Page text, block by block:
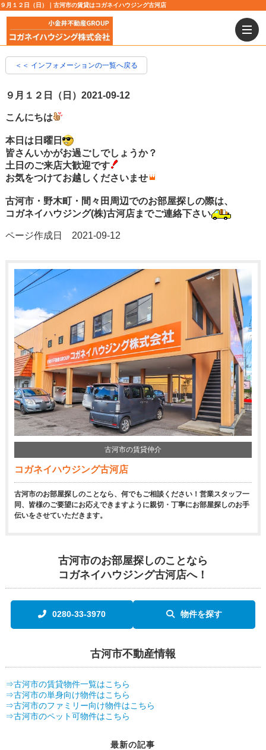
９月１２日（日）｜古河市の賃貸はコガネイハウジング古河店
＜＜ インフォメーションの一覧へ戻る
９月１２日（日） 2021-09-12
こんにちは
本日は日曜日
皆さんいかがお過ごしでしょうか？
土日のご来店大歓迎です
お気をつけてお越しくださいませ
古河市・野木町・間々田周辺でのお部屋探しの際は、
コガネイハウジング(株)古河店までご連絡下さい
ページ作成日 2021-09-12
古河市の賃貸仲介
コガネイハウジング古河店
古河市のお部屋探しのことなら、何でもご相談ください！営業スタッフ一
同、皆様のご要望にお応えできますように親切・丁寧にお部屋探しのお手
伝いをさせていただきます。
古河市のお部屋探しのことなら
コガネイハウジング古河店へ！
0280-33-3970 物件を探す
古河市不動産情報
⇒古河市の賃貸物件一覧はこちら
⇒古河市の単身向け物件はこちら
⇒古河市のファミリー向け物件はこちら
⇒古河市のペット可物件はこちら
最新の記事